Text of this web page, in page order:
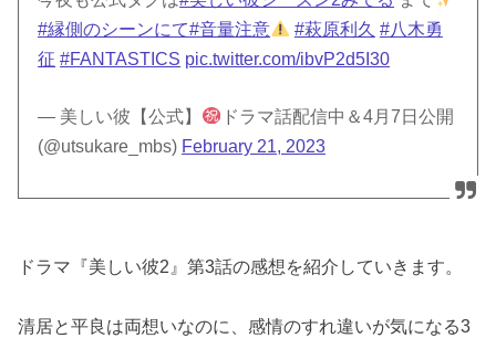
#縁側のシーンにて#音量注意 #萩原利久 #八木勇
征 #FANTASTICS pic.twitter.com/ibvP2d5I30
— 美しい彼【公式】
ドラマ話配信中＆4月7日公開
(@utsukare_mbs) February 21, 2023
ドラマ『美しい彼2』第3話の感想を紹介していきます。
清居と平良は両想いなのに、感情のすれ違いが気になる3